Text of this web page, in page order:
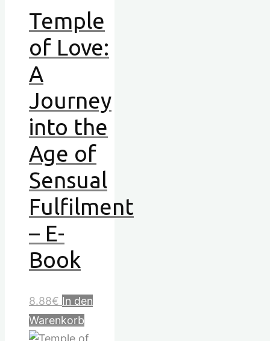
Temple
of Love:
A
Journey
into the
Age of
Sensual
Fulfilment
– E-
Book
8.88€ In den
Warenkorb